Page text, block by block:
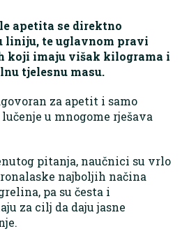
apetita se direktno
liniju, te uglavnom pravi
koji imaju višak kilograma i
tjelesnu masu.
za apetit i samo
u mnogome rješava
pitanja, naučnici su vrlo
najboljih načina
pa su česta i
za cilj da daju jasne